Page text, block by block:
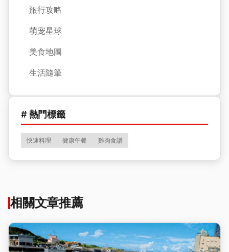
旅行攻略
萌宠星球
美食地圖
生活隨筆
# 熱門標籤
快速料理 健康午餐 雞肉食譜
相關文章推薦